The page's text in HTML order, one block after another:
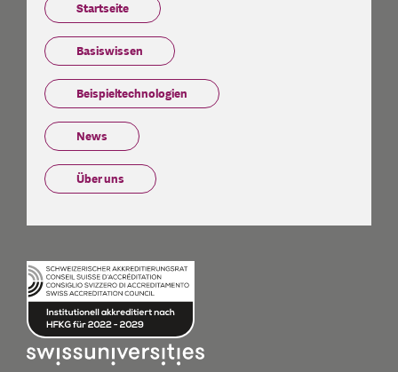
Startseite
Basiswissen
Beispieltechnologien
News
Über uns